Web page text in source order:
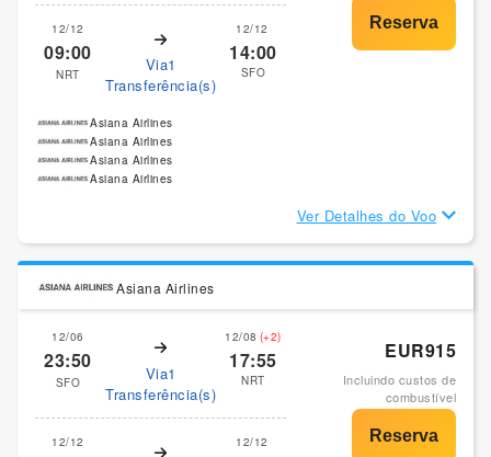
12/12
09:00
NRT
Via1
Transferência(s)
12/12
14:00
SFO
Asiana Airlines
Asiana Airlines
Asiana Airlines
Asiana Airlines
Ver Detalhes do Voo
Asiana Airlines
12/06
23:50
SFO
Via1
Transferência(s)
12/08 (+2)
17:55
NRT
12/12 12/12
EUR915
Incluindo custos de
combustível